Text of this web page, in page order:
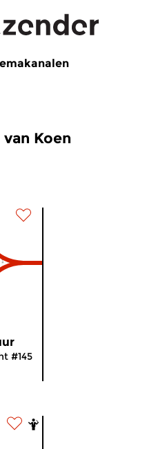
Koen
#145